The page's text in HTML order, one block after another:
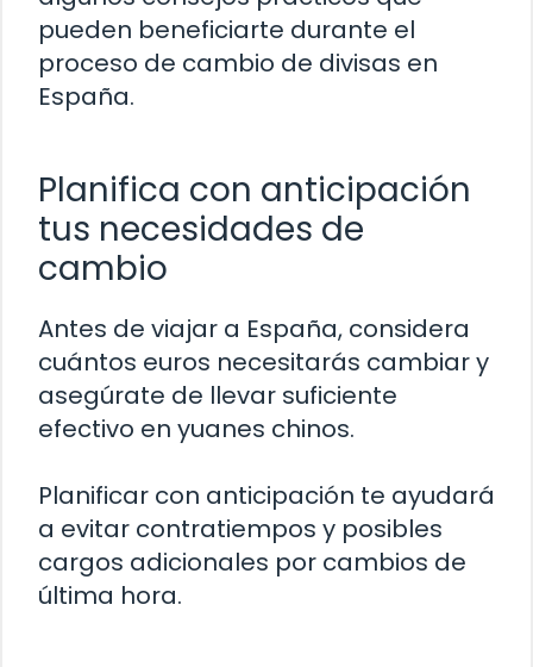
pueden beneficiarte durante el
proceso de cambio de divisas en
España.
Planifica con anticipación
tus necesidades de
cambio
Antes de viajar a España, considera
cuántos euros necesitarás cambiar y
asegúrate de llevar suficiente
efectivo en yuanes chinos.
Planificar con anticipación te ayudará
a evitar contratiempos y posibles
cargos adicionales por cambios de
última hora.